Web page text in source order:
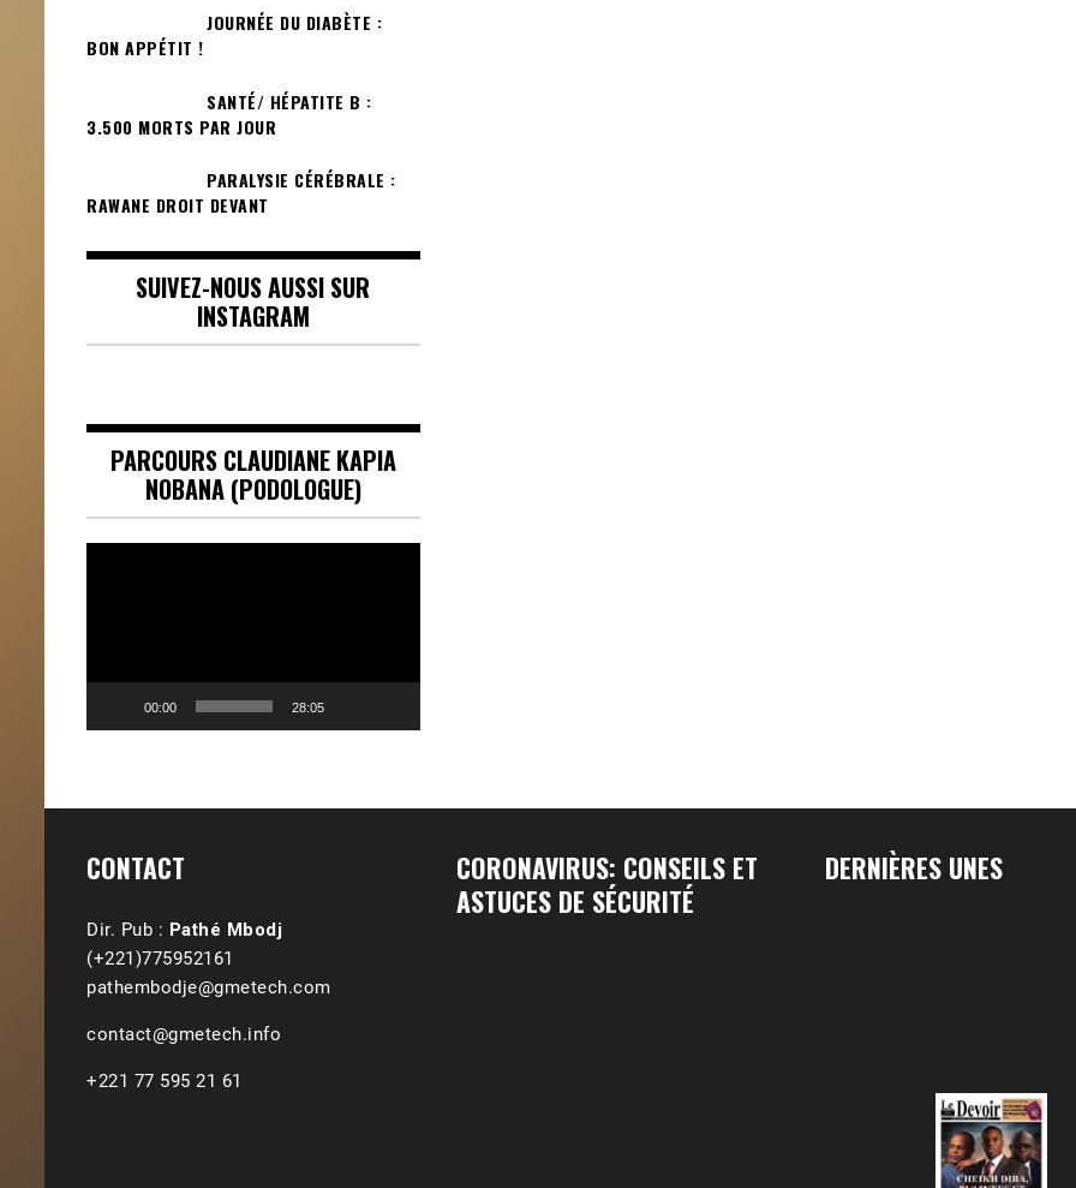
JOURNÉE DU DIABÈTE :
BON APPÉTIT !
SANTÉ/ HÉPATITE B :
3.500 MORTS PAR JOUR
PARALYSIE CÉRÉBRALE :
RAWANE DROIT DEVANT
SUIVEZ-NOUS AUSSI SUR
INSTAGRAM
PARCOURS CLAUDIANE KAPIA
NOBANA (PODOLOGUE)
00:00 28:05
CONTACT
Dir. Pub : Pathé Mbodj
(+221)775952161
pathembodje@gmetech.com
contact@gmetech.info
+221 77 595 21 61
CORONAVIRUS: CONSEILS ET
ASTUCES DE SÉCURITÉ
DERNIÈRES UNES